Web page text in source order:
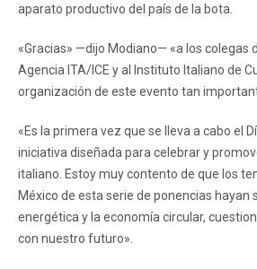
aparato productivo del país de la bota.
«Gracias» —dijo Modiano— «a los colegas
Agencia ITA/ICE y al Instituto Italiano de
organización de este evento tan
«Es la primera vez que se lleva a cabo el
iniciativa diseñada para celebrar y
italiano. Estoy muy contento de que los
México de esta serie de ponencias hayan
energética y la economía circular,
con nuestro futuro».